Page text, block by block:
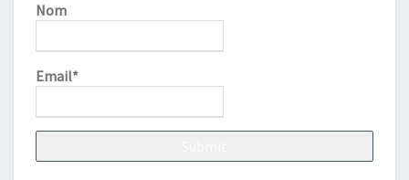
Nom
Email*